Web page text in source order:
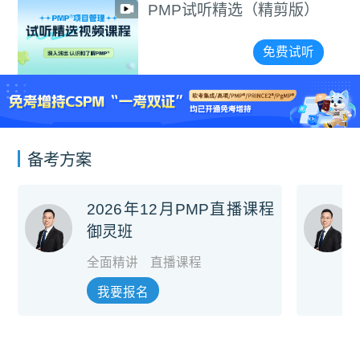
PMP试听精选（精剪版）
免费试听
备考方案
2026年12月PMP直播课程
御灵班
全面精讲 直播课程
我要报名